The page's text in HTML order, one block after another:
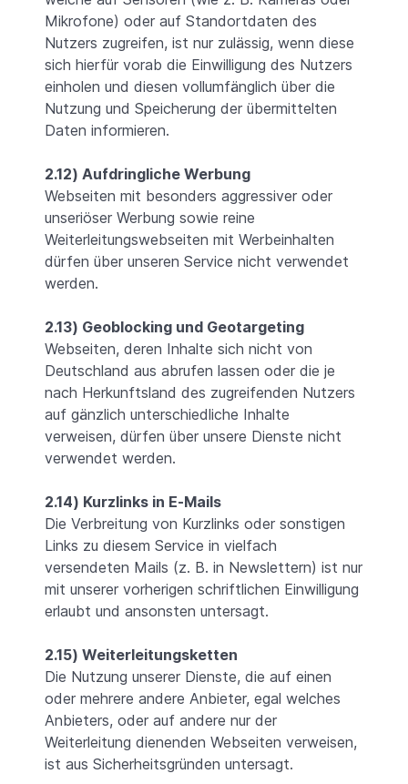
Mikrofone) oder auf Standortdaten des
Nutzers zugreifen, ist nur zulässig, wenn diese
sich hierfür vorab die Einwilligung des Nutzers
einholen und diesen vollumfänglich über die
Nutzung und Speicherung der übermittelten
Daten informieren.
2.12) Aufdringliche Werbung
Webseiten mit besonders aggressiver oder
unseriöser Werbung sowie reine
Weiterleitungswebseiten mit Werbeinhalten
dürfen über unseren Service nicht verwendet
werden.
2.13) Geoblocking und Geotargeting
Webseiten, deren Inhalte sich nicht von
Deutschland aus abrufen lassen oder die je
nach Herkunftsland des zugreifenden Nutzers
auf gänzlich unterschiedliche Inhalte
verweisen, dürfen über unsere Dienste nicht
verwendet werden.
2.14) Kurzlinks in E-Mails
Die Verbreitung von Kurzlinks oder sonstigen
Links zu diesem Service in vielfach
versendeten Mails (z. B. in Newslettern) ist nur
mit unserer vorherigen schriftlichen Einwilligung
erlaubt und ansonsten untersagt.
2.15) Weiterleitungsketten
Die Nutzung unserer Dienste, die auf einen
oder mehrere andere Anbieter, egal welches
Anbieters, oder auf andere nur der
Weiterleitung dienenden Webseiten verweisen,
ist aus Sicherheitsgründen untersagt.